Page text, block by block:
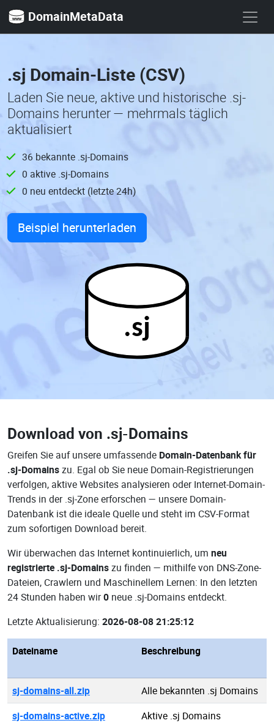
DomainMetaData
.sj Domain-Liste (CSV)
Laden Sie neue, aktive und historische .sj-
Domains herunter — mehrmals täglich
aktualisiert
36 bekannte .sj-Domains
0 aktive .sj-Domains
0 neu entdeckt (letzte 24h)
Beispiel herunterladen
.sj
Download von .sj-Domains
Greifen Sie auf unsere umfassende Domain-Datenbank für
.sj-Domainszu. Egal ob Sie neue Domain-Registrierungen
verfolgen, aktive Websites analysieren oder Internet-Domain-
Trends in der .sj-Zone erforschen — unsere Domain-
Datenbank ist die ideale Quelle und steht im CSV-Format
zum sofortigen Download bereit.
Wir überwachen das Internet kontinuierlich, um neu
registrierte .sj-Domainszu finden — mithilfe von DNS-Zone-
Dateien, Crawlern und Maschinellem Lernen: In den letzten
24 Stunden haben wir0 neue .sj-Domains entdeckt.
Letzte Aktualisierung: 2026-08-08 21:25:12
Dateiname Beschreibung
sj-domains-all.zip
Alle bekannten .sj Domains
sj-domains-active.zip
Aktive .sj Domains